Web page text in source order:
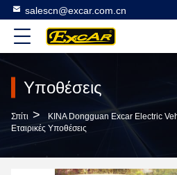
salescn@excar.com.cn
Υποθέσεις
Σπίτι >
ΚΙΝΑ Dongguan Excar Electric
Εταιρικές Υποθέσεις